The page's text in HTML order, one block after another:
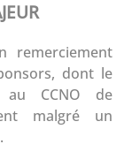
remerciement
dont le
au CCNO de
malgré un